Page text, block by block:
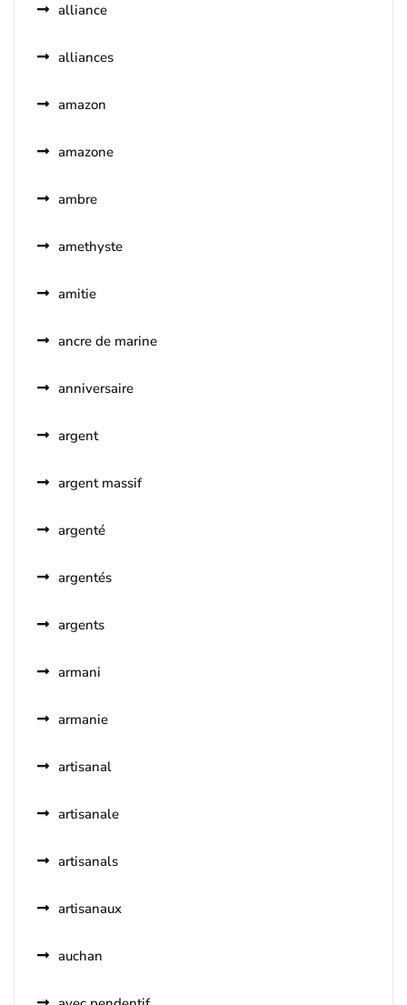
alliance
alliances
amazon
amazone
ambre
amethyste
amitie
ancre de marine
anniversaire
argent
argent massif
argenté
argentés
argents
armani
armanie
artisanal
artisanale
artisanals
artisanaux
auchan